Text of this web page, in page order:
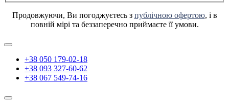
Продовжуючи, Ви погоджуєтесь з публічною офертою, і в
повній мірі та беззаперечно приймаєте її умови.
+38 050 179-02-18
+38 093 327-60-62
+38 067 549-74-16